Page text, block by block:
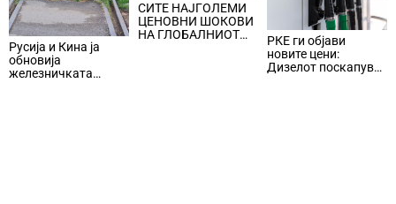
Русија и Кина ја
обновија
железничката
СИТЕ НАЈГОЛЕМИ
ЦЕНОВНИ ШОКОВИ
НА ГЛОБАЛНИОТ
РКЕ ги објави
новите цени:
Дизелот поскапува